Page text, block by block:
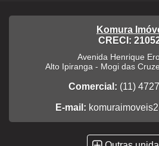
Komura
CRECI:
Avenida Henrique
Alto Ipiranga - Mogi das
Comercial: (11)
E-mail: